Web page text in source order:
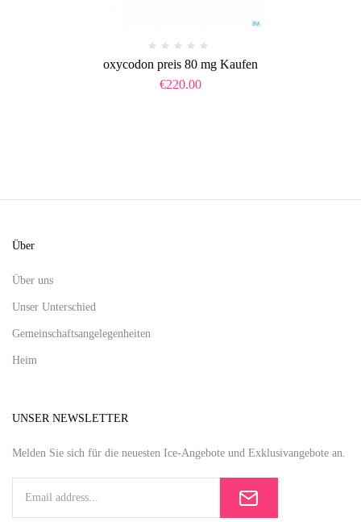
oxycodon preis 80 mg Kaufen
€220.00
Über
Über uns
Unser Unterschied
Gemeinschaftsangelegenheiten
Heim
UNSER NEWSLETTER
Melden Sie sich für die neuesten Ice-Angebote und Exklusivangebote an.